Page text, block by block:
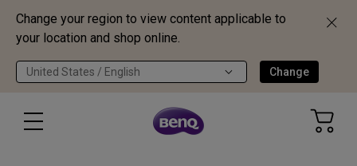
Change your region to view content applicable to
your location and shop online.
United States / English Change